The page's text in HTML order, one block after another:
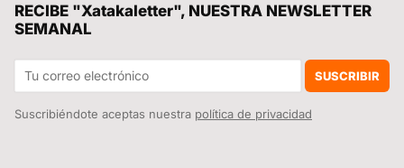
Xiaomi 15 Ultra vs Samsung Galaxy S25 Ultra, la batalla por conseguir la mejor cámara del mundo en un móvil está servida
RECIBE "Xatakaletter", NUESTRA NEWSLETTER
SEMANAL
SUSCRIBIR
Suscribiéndote aceptas nuestra política de privacidad